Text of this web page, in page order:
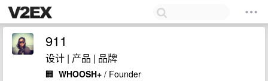
911
设计 | 产品 | 品牌
🏢 WHOOSH+ / Founder